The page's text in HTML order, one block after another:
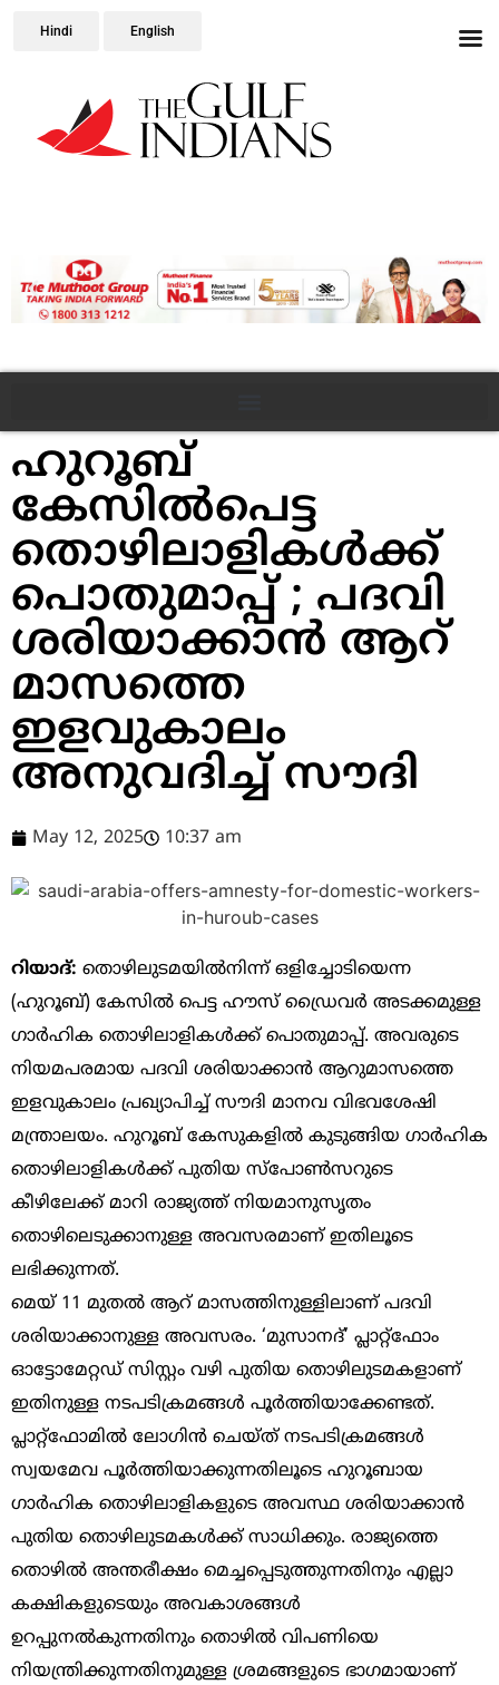
Hindi English
ഹുറൂബ്
കേസിൽപെട്ട
തൊഴിലാളികൾക്ക്
പൊതുമാപ്പ് ; പദവി
ശരിയാക്കാൻ ആറ്
മാസത്തെ
ഇളവുകാലം
അനുവദിച്ച് സൗദി
May 12, 2025 10:37 am
റിയാദ്: തൊഴിലുടമയിൽനിന്ന് ഒളിച്ചോടിയെന്ന
(ഹുറൂബ്) കേസിൽ പെട്ട ഹൗസ് ഡ്രൈവർ അടക്കമുള്ള
ഗാർഹിക തൊഴിലാളികൾക്ക് പൊതുമാപ്പ്. അവരുടെ
നിയമപരമായ പദവി ശരിയാക്കാൻ ആറുമാസത്തെ
ഇളവുകാലം പ്രഖ്യാപിച്ച് സൗദി മാനവ വിഭവശേഷി
മന്ത്രാലയം. ഹുറൂബ് കേസുകളിൽ കുടുങ്ങിയ ഗാർഹിക
തൊഴിലാളികൾക്ക് പുതിയ സ്പോൺസറുടെ
കീഴിലേക്ക് മാറി രാജ്യത്ത് നിയമാനുസൃതം
തൊഴിലെടുക്കാനുള്ള അവസരമാണ് ഇതിലൂടെ
ലഭിക്കുന്നത്.
മെയ് 11 മുതൽ ആറ് മാസത്തിനുള്ളിലാണ് പദവി
ശരിയാക്കാനുള്ള അവസരം. ‘മുസാനദ്’ പ്ലാറ്റ്‌ഫോം
ഓട്ടോമേറ്റഡ് സിസ്റ്റം വഴി പുതിയ തൊഴിലുടമകളാണ്
ഇതിനുള്ള നടപടിക്രമങ്ങൾ പൂർത്തിയാക്കേണ്ടത്.
പ്ലാറ്റ്‌ഫോമിൽ ലോഗിൻ ചെയ്‌ത് നടപടിക്രമങ്ങൾ
സ്വയമേവ പൂർത്തിയാക്കുന്നതിലൂടെ ഹുറൂബായ
ഗാർഹിക തൊഴിലാളികളുടെ അവസ്ഥ ശരിയാക്കാൻ
പുതിയ തൊഴിലുടമകൾക്ക് സാധിക്കും. രാജ്യത്തെ
തൊഴിൽ അന്തരീക്ഷം മെച്ചപ്പെടുത്തുന്നതിനും എല്ലാ
കക്ഷികളുടെയും അവകാശങ്ങൾ
ഉറപ്പുനൽകുന്നതിനും തൊഴിൽ വിപണിയെ
നിയന്ത്രിക്കുന്നതിനുമുള്ള ശ്രമങ്ങളുടെ ഭാഗമായാണ്